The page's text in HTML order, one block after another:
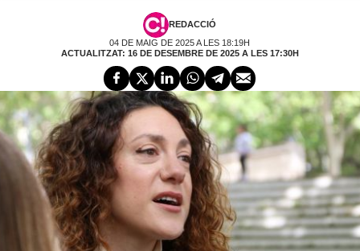
REDACCIÓ
04 DE MAIG DE 2025 A LES 18:19H
ACTUALITZAT: 16 DE DESEMBRE DE 2025 A LES 17:30H